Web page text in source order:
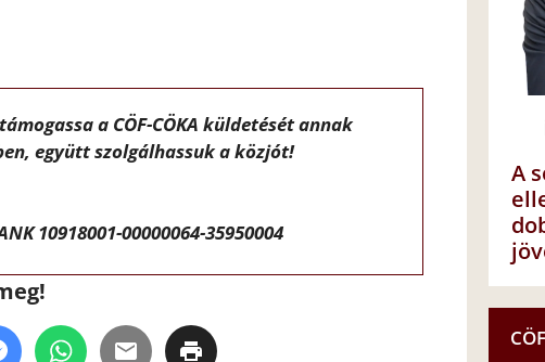
a CÖF-CÖKA küldetését annak
együtt szolgálhassuk a közjót!
10918001-00000064-35950004
A